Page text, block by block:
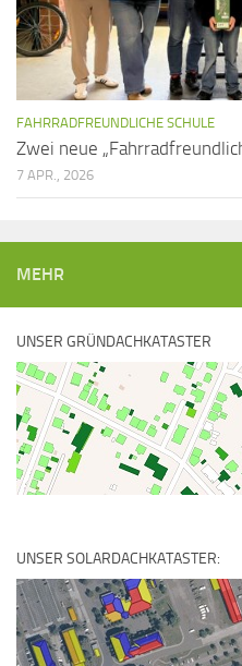
FAHRRADFREUNDLICHE SCHULE
Zwei neue
7 APR., 2026
MEHR
UNSER GRÜNDACHKATASTER
UNSER SOLARDACHKATASTER: